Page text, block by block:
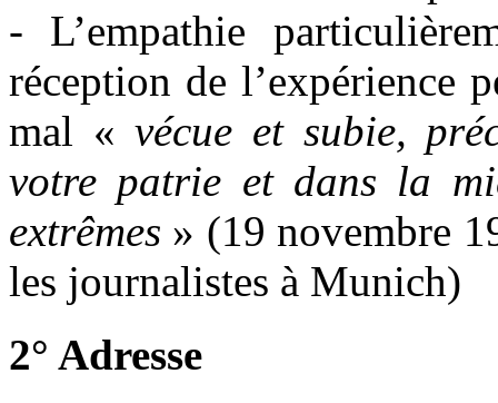
- L’empathie
réception de l’expérience
mal «vécue et subie,
votre patrie et dans la
extrêmes » (19 novembre
les journalistes à
2° Adresse